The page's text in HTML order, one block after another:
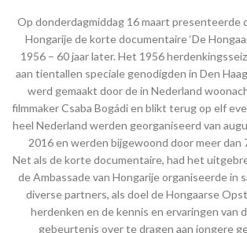
Op donderdagmiddag 16 maart presenteerde
Hongarije de korte documentaire ‘De
1956 – 60 jaar later. Het 1956
aan tientallen speciale genodigden in Den
werd gemaakt door de in Nederland
filmmaker Csaba Bogádi en blikt terug op elf
heel Nederland werden georganiseerd van
2016 en werden bijgewoond door meer dan
Net als de korte documentaire, had het
de Ambassade van Hongarije organiseerde in
diverse partners, als doel de Hongaarse
herdenken en de kennis en ervaringen van
gebeurtenis over te dragen aan jongere